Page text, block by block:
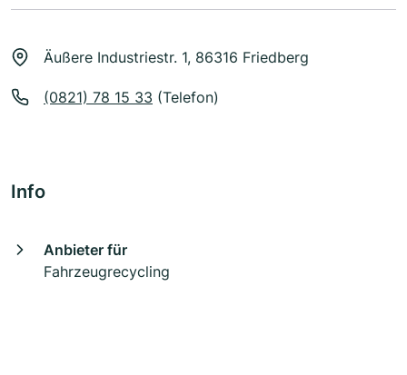
Äußere Industriestr. 1, 86316 Friedberg
(0821) 78 15 33 (Telefon)
Info
Anbieter für
Fahrzeugrecycling